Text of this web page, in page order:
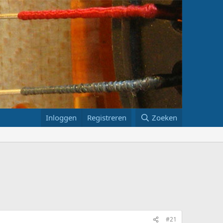
Inloggen Registreren Zoeken
#21